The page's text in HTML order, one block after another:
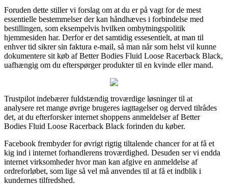
Foruden dette stiller vi forslag om at du er på vagt for de mest
essentielle bestemmelser der kan håndhæves i forbindelse med
bestillingen, som eksempelvis hvilken ombytningspolitik
hjemmesiden har. Derfor er det samtidig essesentielt, at man til
enhver tid sikrer sin faktura e-mail, så man når som helst vil kunne
dokumentere sit køb af Better Bodies Fluid Loose Racerback Black,
uafhængig om du efterspørger produkter til en kvinde eller mand.
Trustpilot indebærer fuldstændig troværdige løsninger til at
analysere ret mange øvrige brugeres iagttagelser og derved tilrådes
det, at du efterforsker internet shoppens anmeldelser af Better
Bodies Fluid Loose Racerback Black forinden du køber.
Facebook frembyder for øvrigt rigtig tiltalende chancer for at få et
kig ind i internet forhandlerens troværdighed. Desuden ser vi endda
internet virksomheder hvor man kan afgive en anmeldelse af
ordreforløbet, som lige så vel må anvendes til at få et indblik i
kundernes tilfredshed.